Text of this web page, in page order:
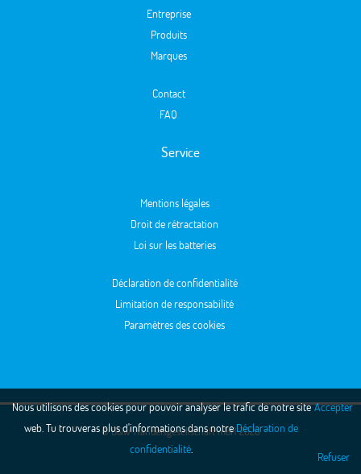
Entreprise
Produits
Marques
Contact
FAQ
Service
Mentions légales
Droit de rétractation
Loi sur les batteries
Déclaration de confidentialité
Limitation de responsabilité
Paramètres des cookies
© B&W Handelsgesellschaft mbH 2026
Nous utilisons des cookies pour pouvoir analyser le trafic de notre site
web. Tu trouveras plus d'informations dans notreDéclaration de
confidentialité.
Accepter
Refuser